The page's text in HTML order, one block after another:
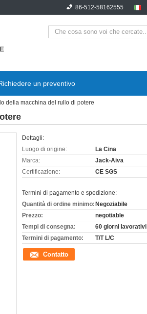
86-512-58162555
un preventivo
della macchina del rullo di potere
Dettagli:
Luogo di origine:
La Cina
Marca:
Jack-Aiva
Certificazione:
CE SGS
Termini di pagamento e spedizione:
Quantità di ordine minimo: Negoziabile
Prezzo:
negotiable
Tempi di consegna:
60 giorni lavorativi
Termini di pagamento:
T/T L/C
Contatto